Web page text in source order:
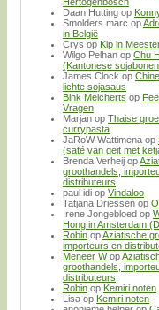
Hertogenbosch
Daan Hutting op
Smolders marc op
in België
Crys op Kip in
Wilgo Pelhan op Chu
(Kantonese
James Clock op
lichte sojasaus
Bink Melcherts op
Vragen
Marjan op Thaise
currypasta
JaRoW Wattimena op
(saté van geit met
Brenda Verheij op
groothandels,
distributeurs
paul idi op Vindaloo
Tatjana Driessen op
Irene Jongebloed op
Hong in Amsterdam
Robin opAziatische
importeurs en
Meneer Wop
groothandels,
distributeurs
Robin op Kemiri noten
Lisa op Kemiri noten